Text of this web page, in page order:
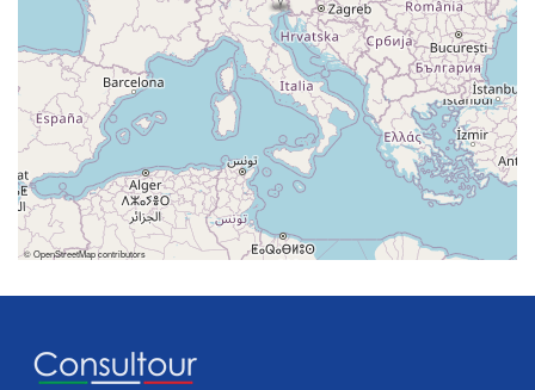
©OpenStreetMapcontributors